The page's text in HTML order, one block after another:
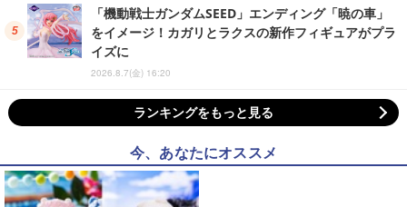
「機動戦士ガンダムSEED」エンディング「暁の車」
をイメージ！カガリとラクスの新作フィギュアがプラ
イズに
2026.8.7(金) 16:20
ランキングをもっと見る
今、あなたにオススメ